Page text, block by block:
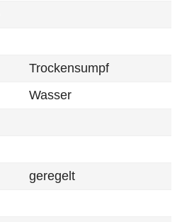
Trockensumpf
Wasser
geregelt